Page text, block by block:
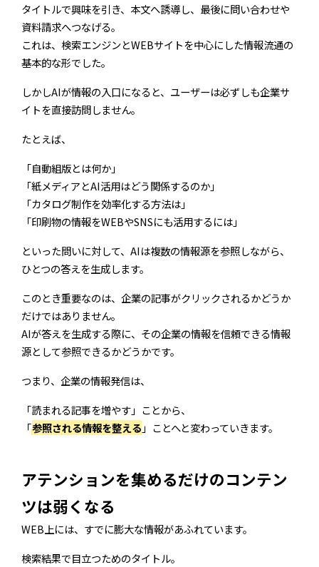
タイトルで興味を引き、本文へ誘導し、最後に問い合わせや
資料請求へつなげる。
これは、検索エンジンとWEBサイトを中心にした情報流通の
基本的な形でした。
しかしAIが情報の入口になると、ユーザーは必ずしも企業サ
イトを直接訪問しません。
たとえば、
「自動組版とは何か」
「紙メディアとAI活用はどう関係するのか」
「カタログ制作を効率化する方法は」
「印刷物の情報をWEBやSNSにも活用するには」
といった問いに対して、AIは複数の情報源を参照しながら、
ひとつの答えを生成します。
このとき重要なのは、企業の記事がクリックされるかどうか
だけではありません。
AIが答えを生成する際に、その企業の情報を信頼できる情報
源として参照できるかどうかです。
つまり、企業の情報発信は、
「読まれる記事を増やす」ことから、
「参照される情報を整える 」ことへと変わっていきます。
アテンションを集めるだけのコンテン
ツは弱くなる
WEB上には、すでに膨大な情報があふれています。
検索結果で目立つためのタイトル。